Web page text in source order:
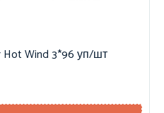
Wind 3*96 уп/шт